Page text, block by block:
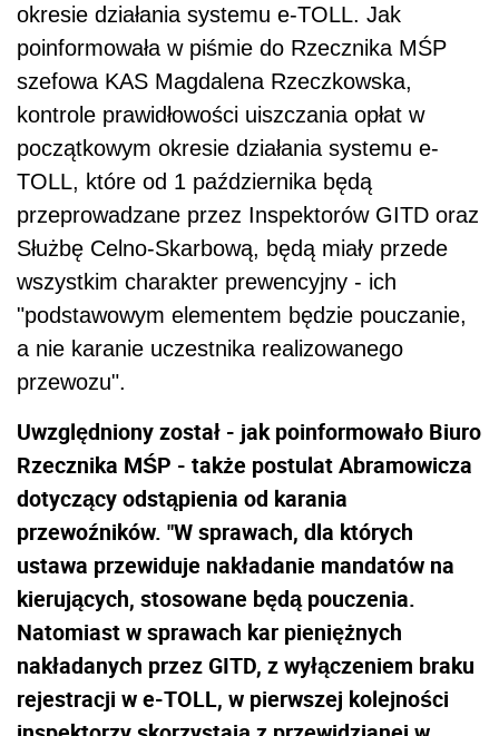
okresie działania systemu e-TOLL. Jak
poinformowała w piśmie do Rzecznika MŚP
szefowa KAS Magdalena Rzeczkowska,
kontrole prawidłowości uiszczania opłat w
początkowym okresie działania systemu e-
TOLL, które od 1 października będą
przeprowadzane przez Inspektorów GITD oraz
Służbę Celno-Skarbową, będą miały przede
wszystkim charakter prewencyjny - ich
"podstawowym elementem będzie pouczanie,
a nie karanie uczestnika realizowanego
przewozu".
Uwzględniony został - jak poinformowało Biuro
Rzecznika MŚP - także postulat Abramowicza
dotyczący odstąpienia od karania
przewoźników. "W sprawach, dla których
ustawa przewiduje nakładanie mandatów na
kierujących, stosowane będą pouczenia.
Natomiast w sprawach kar pieniężnych
nakładanych przez GITD, z wyłączeniem braku
rejestracji w e-TOLL, w pierwszej kolejności